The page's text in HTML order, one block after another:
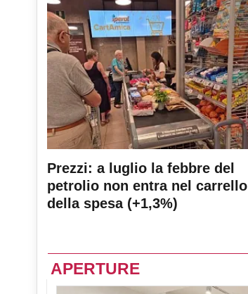
Prezzi: a luglio la febbre del
petrolio non entra nel carrello
della spesa (+1,3%)
APERTURE